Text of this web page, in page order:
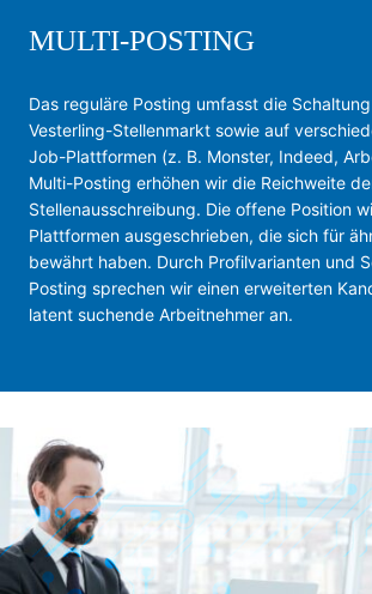
MULTI-POSTING
Das reguläre Posting umfasst die
Vesterling-Stellenmarkt sowie auf
Job-Plattformen (z. B. Monster, Indeed,
Multi-Posting erhöhen wir die Reichweite
Stellenausschreibung. Die offene Position
Plattformen ausgeschrieben, die sich für
bewährt haben. Durch Profilvarianten und
Posting sprechen wir einen erweiterten
latent suchende Arbeitnehmer an.